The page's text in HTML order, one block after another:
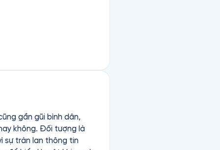
gần gũi bình dân,
không. Đối tượng là
sự tràn lan thông tin